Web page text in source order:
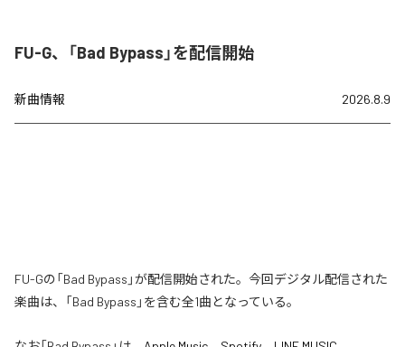
FU-G、「Bad Bypass」を配信開始
新曲情報 2026.8.9
FU-Gの「Bad Bypass」が配信開始された。今回デジタル配信された
楽曲は、「Bad Bypass」を含む全1曲となっている。